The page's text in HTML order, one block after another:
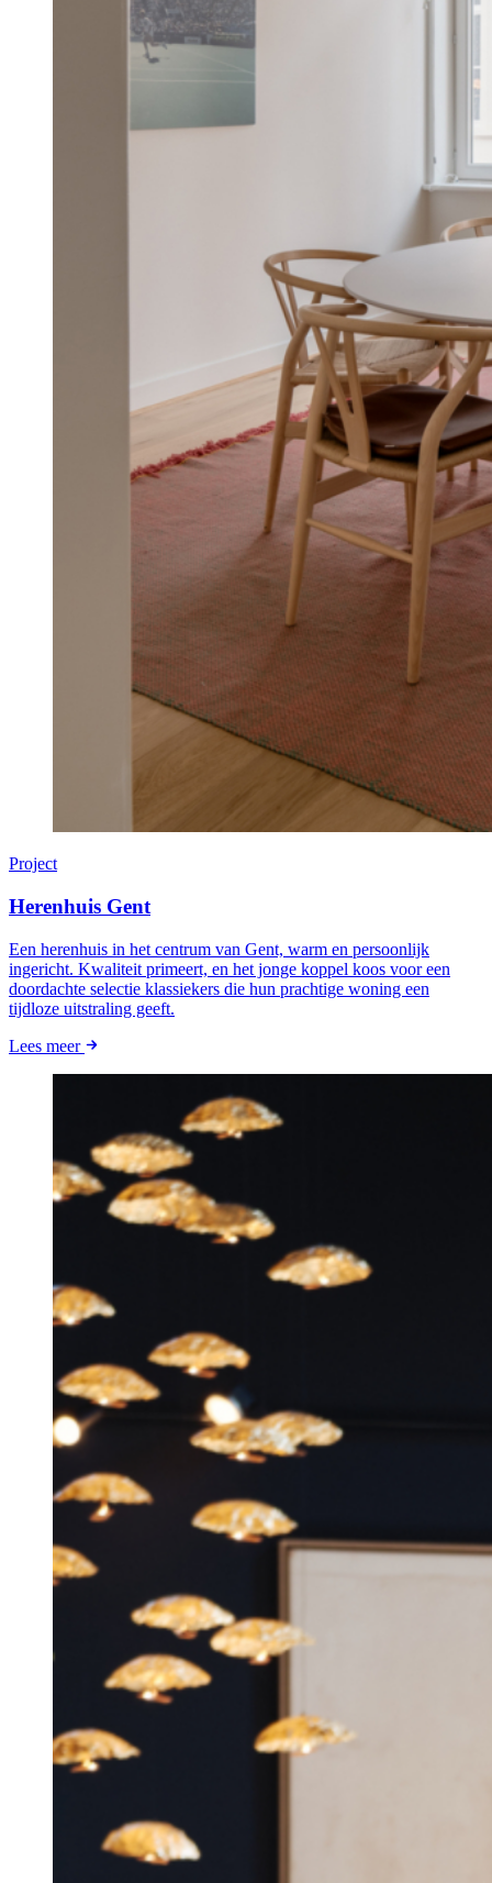
Project
Herenhuis Gent
Een herenhuis in het centrum van Gent, warm en persoonlijk
ingericht. Kwaliteit primeert, en het jonge koppel koos voor een
doordachte selectie klassiekers die hun prachtige woning een
tijdloze uitstraling geeft.
Lees meer